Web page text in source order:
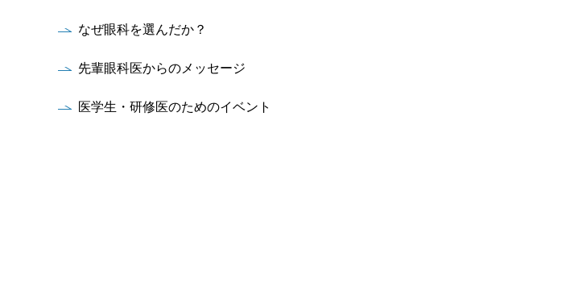
なぜ眼科を選んだか？
先輩眼科医からのメッセージ
医学生・研修医のためのイベント